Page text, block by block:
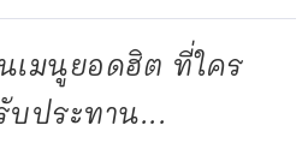
เมนูยอดฮิต ที่ใคร
ประทาน...